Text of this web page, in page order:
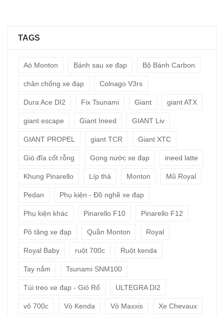
TAGS
Aó Monton Bánh sau xe đạp Bộ Bánh Carbon
chân chống xe đạp Colnago V3rs
Dura Ace DI2 Fix Tsunami Giant giant ATX
giant escape Giant Ineed GIANT Liv
GIANT PROPEL giant TCR Giant XTC
Giò đĩa cốt rỗng Gọng nước xe đạp ineed latte
Khung Pinarello Líp thả Monton Mũ Royal
Pedan Phụ kiện - Đồ nghề xe đạp
Phụ kiện khác Pinarello F10 Pinarello F12
Pô tăng xe đạp Quần Monton Royal
Royal Baby ruột 700c Ruột kenda
Tay nắm Tsunami SNM100
Túi treo xe đạp - Giỏ Rổ ULTEGRA DI2
vỏ 700c Vỏ Kenda Vỏ Maxxis Xe Chevaux